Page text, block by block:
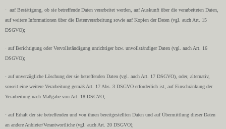
· auf Bestätigung, ob sie betreffende Daten verarbeitet werden, auf Auskunft über die verarbeiteten Daten,
auf weitere Informationen über die Datenverarbeitung sowie auf Kopien der Daten (vgl. auch Art. 15
DSGVO);
· auf Berichtigung oder Vervollständigung unrichtiger bzw. unvollständiger Daten (vgl. auch Art. 16
DSGVO);
· auf unverzügliche Löschung der sie betreffenden Daten (vgl. auch Art. 17 DSGVO), oder, alternativ,
soweit eine weitere Verarbeitung gemäß Art. 17 Abs. 3 DSGVO erforderlich ist, auf Einschränkung der
Verarbeitung nach Maßgabe von Art. 18 DSGVO;
· auf Erhalt der sie betreffenden und von ihnen bereitgestellten Daten und auf Übermittlung dieser Daten
an andere Anbieter/Verantwortliche (vgl. auch Art. 20 DSGVO);